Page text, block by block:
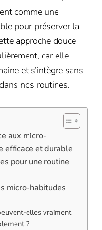
comme une
pour préserver la
approche douce
car elle
et s’intègre sans
nos routines.
aux micro-
efficace et durable
pour une routine
micro-habitudes
elles vraiment
?